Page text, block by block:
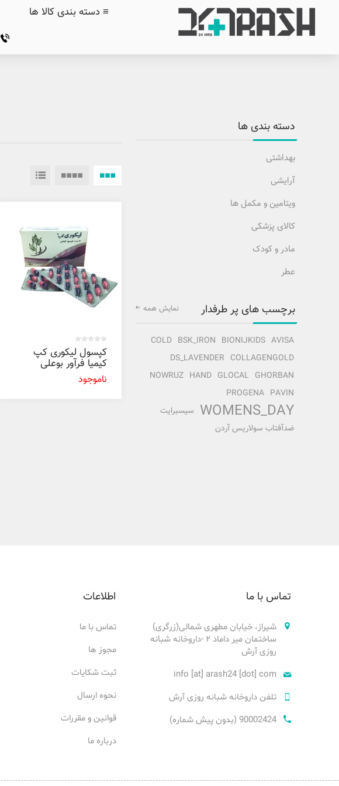
≡ دسته بندی کالا ها
کپسول لیکوری کپ
کیمیا فرآور بوعلی
30 عددی
ناموجود
دسته بندی ها
بهداشتی
آرایشی
ویتامین و مکمل ها
کالای پزشکی
مادر و کودک
عطر
برچسب های پر طرفدار
AVISA
BIONIJKIDS
BSK_IRON
COLD
COLLAGENGOLD
DS_LAVENDER
GHORBAN
GLOCAL
HAND
NOWRUZ
PAVIN
PROGENA
WOMENS_DAY سیسبرایت
ضدآفتاب سولاریس آردن
نمایش همه
تماس با ما
شیراز، خیابان مطهری شمالی(زرگری)
ساختمان میر داماد ۲ -داروخانه شبانه
روزی آرش
info [at] arash24 [dot] com
تلفن داروخانه شبانه روزی آرش
90002424 (بدون پیش شماره)
اطلاعات
تماس با ما
مجوز ها
ثبت شکایات
نحوه ارسال
قوانین و مقررات
درباره ما